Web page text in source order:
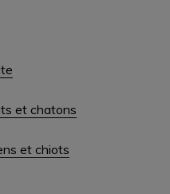
et chatons
et chiots